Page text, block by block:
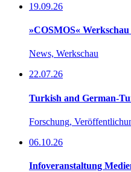
19.09.26
»COSMOS« Werkschau
News, Werkschau
22.07.26
Turkish and German-
Forschung,
06.10.26
Infoveranstaltung